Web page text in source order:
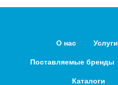
О нас Услуги
Поставляемые бренды
Каталоги